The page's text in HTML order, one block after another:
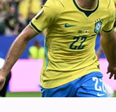
equipe de Lionel
principais ex